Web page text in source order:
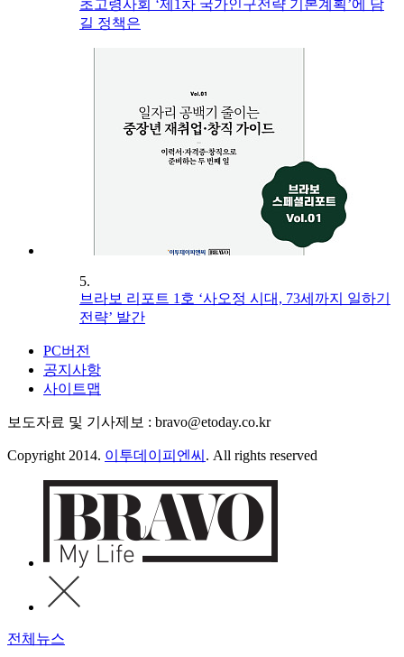
초고령사회 ‘제1차 국가인구전략 기본계획’에 담
길 정책은
5.
브라보 리포트 1호 ‘사오정 시대, 73세까지 일하기
전략’ 발간
PC버전
공지사항
사이트맵
보도자료 및 기사제보 : bravo@etoday.co.kr
Copyright 2014. 이투데이피엔씨 . All rights reserved
전체뉴스